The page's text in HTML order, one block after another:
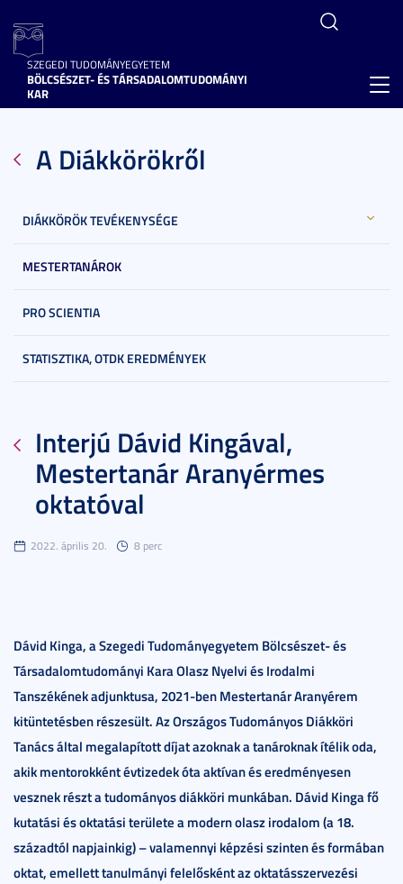
SZEGEDI TUDOMÁNYEGYETEM
BÖLCSÉSZET- ÉS TÁRSADALOMTUDOMÁNYI
KAR
A Diákkörökről
DIÁKKÖRÖK TEVÉKENYSÉGE
MESTERTANÁROK
PRO SCIENTIA
STATISZTIKA, OTDK EREDMÉNYEK
Interjú Dávid Kingával,
Mestertanár Aranyérmes
oktatóval
2022. április 20. 8 perc
Dávid Kinga, a Szegedi Tudományegyetem Bölcsészet- és
Társadalomtudományi Kara Olasz Nyelvi és Irodalmi
Tanszékének adjunktusa, 2021-ben Mestertanár Aranyérem
kitüntetésben részesült. Az Országos Tudományos Diákköri
Tanács által megalapított díjat azoknak a tanároknak ítélik oda,
akik mentorokként évtizedek óta aktívan és eredményesen
vesznek részt a tudományos diákköri munkában. Dávid Kinga fő
kutatási és oktatási területe a modern olasz irodalom (a 18.
századtól napjainkig) – valamennyi képzési szinten és formában
oktat, emellett tanulmányi felelősként az oktatásszervezési